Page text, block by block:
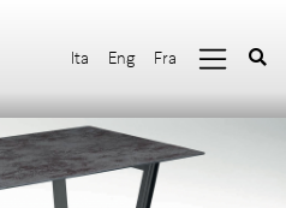
Ita Eng Fra